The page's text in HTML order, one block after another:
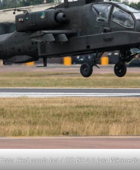
Red panda bot /CC-BY-2.0(via